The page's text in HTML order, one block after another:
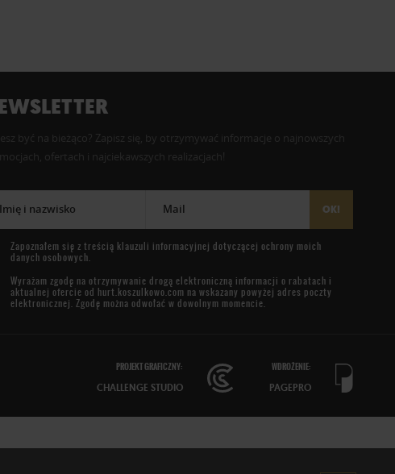
być na bieżąco? Zapisz się, by otrzymywać informacje o najnowszych
ofertach i najciekawszych realizacjach!
Imię i nazwisko Mail OK!
Zapoznałem się z treścią klauzuli informacyjnej dotyczącej ochrony moich
danych osobowych.
Wyrażam zgodę na otrzymywanie drogą elektroniczną informacji o rabatach i
aktualnej ofercie od hurt.koszulkowo.com na wskazany powyżej adres poczty
elektronicznej. Zgodę można odwołać w dowolnym momencie.
PROJEKT GRAFICZNY:
CHALLENGE STUDIO
WDROŻENIE:
PAGEPRO